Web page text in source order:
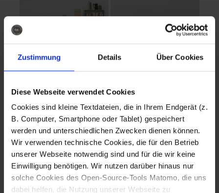
Zustimmung Details Über Cookies
Diese Webseite verwendet Cookies
Cookies sind kleine Textdateien, die in Ihrem Endgerät (z.
B. Computer, Smartphone oder Tablet) gespeichert
werden und unterschiedlichen Zwecken dienen können.
Wir verwenden technische Cookies, die für den Betrieb
unserer Webseite notwendig sind und für die wir keine
Einwilligung benötigen. Wir nutzen darüber hinaus nur
solche Cookies des Open-Source-Tools Matomo, die uns
dabei helfen, die Nutzung unserer Webseite zu
Fotografo: Lorenz
Sternbach
Download
Fotografo: Lorenz
Sternbach
Download